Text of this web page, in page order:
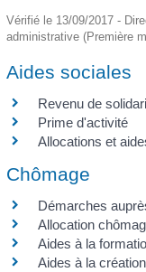
Vérifié le 13/09/2017 -
administrative (Première
Aides sociales
Revenu de
Prime d'activité
Allocations et
Chômage
Démarches
Allocation
Aides à la
Aides à la